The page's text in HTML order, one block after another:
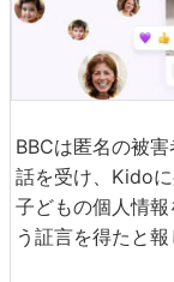
BBCは匿名の被
話を受け、Kido
子どもの個人情
う証言を得たと報